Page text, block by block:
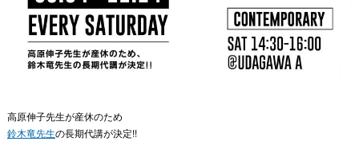
高原伸子先生が産休のため
鈴木竜先生の長期代講が決定!!